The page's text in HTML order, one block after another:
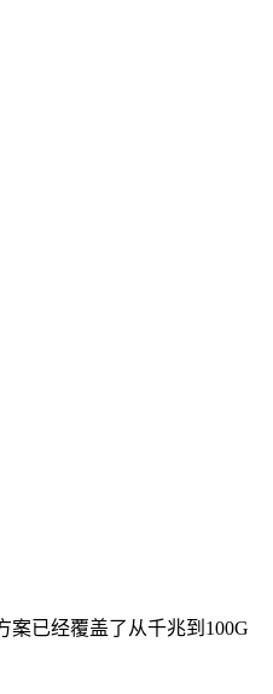
已经覆盖了从千兆到100G